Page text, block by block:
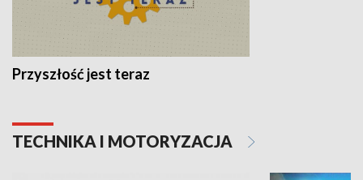
Przyszłość jest teraz
TECHNIKA I MOTORYZACJA